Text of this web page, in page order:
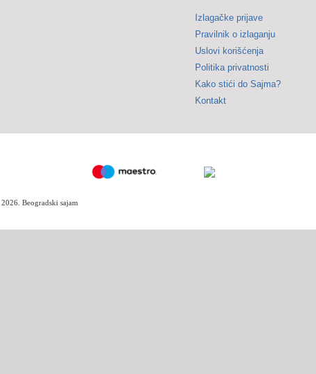
Izlagačke prijave
Pravilnik o izlaganju
Uslovi korišćenja
Politika privatnosti
Kako stići do Sajma?
Kontakt
2026. Beogradski sajam